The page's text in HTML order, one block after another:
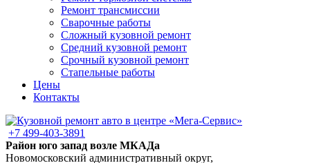
Ремонт трансмиссии
Сварочные работы
Сложный кузовной ремонт
Средний кузовной ремонт
Срочный кузовной ремонт
Стапельные работы
Цены
Контакты
+7 499-403-3891
Район юго запад возле МКАДа
Новомосковский административный округ,